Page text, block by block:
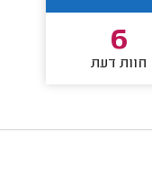
6
חוות דעת